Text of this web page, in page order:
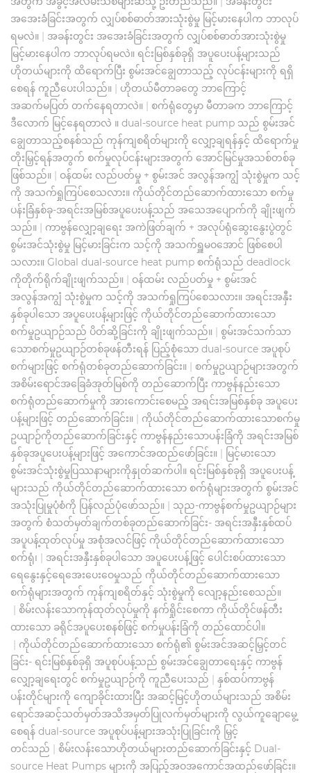
အအေးခံခြင်းအတွက် လျှပ်စစ်ဓာတ်အားသုံးစွဲမှု မြင့်မားနေပါက ဘာလုပ်
ရမလဲ။ | အခန်းတွင်း အအေးခံခြင်းအတွက် လျှပ်စစ်ဓာတ်အားသုံးစွဲမှု
မြင့်မားနေပါက ဘာလုပ်ရမလဲ။ ရင်းမြစ်နှစ်ခုရှိ အပူပေးပန့်များသည်
ဟိုတယ်များကို ထိရောက်ပြီး စွမ်းအင်ချွေတာသည့် လုပ်ငန်းများကို ရရှိ
စေရန် ကူညီပေးပါသည်။ | ဟိုတယ်မီတာခတွေ ဘာကြောင့်
အဆက်မပြတ် တက်နေရတာလဲ။ | စက်ရုံတွေမှာ မီတာခက ဘာကြောင့်
ဒီလောက် မြင့်နေရတာလဲ ။ dual-source heat pump သည် စွမ်းအင်
ချွေတာသည့်စနစ်သည် ကုန်ကျစရိတ်များကို လျှော့ချရန်နှင့် ထိရောက်မှု
တိုးမြှင့်ရန်အတွက် စက်မှုလုပ်ငန်းများအတွက် အောင်မြင်မှုအသစ်တစ်ခု
ဖြစ်သည်။ | ဝန်ထမ်း လည်ပတ်မှု + စွမ်းအင် အလွန်အကျွံ သုံးစွဲမှုက သင့်
ကို အသက်ရှုကြပ်စေသလား။ ကိုယ်တိုင်တည်ဆောက်ထားသော စက်မှု
ပန်းခြံနှစ်ခု-အရင်းအမြစ်အပူပေးပန့်သည် အသေအပျောက်ကို ချိုးဖျက်
သည်။ | ကာဗွန်လျှော့ချရေး အကဲဖြတ်ချက် + အလုပ်ရုံဆွေးနွေးပွဲတွင်
စွမ်းအင်သုံးစွဲမှု မြင့်မားခြင်းက သင့်ကို အသက်ရှူမဝအောင် ဖြစ်စေပါ
သလား။ Global dual-source heat pump စက်ရုံသည် deadlock
ကိုတိုက်ရိုက်ချိုးဖျက်သည်။ | ဝန်ထမ်း လည်ပတ်မှု + စွမ်းအင်
အလွန်အကျွံ သုံးစွဲမှုက သင့်ကို အသက်ရှုကြပ်စေသလား။ အရင်းအနှီး
နှစ်ခုပါသော အပူပေးပန့်များဖြင့် ကိုယ်တိုင်တည်ဆောက်ထားသော
စက်မှုဥယျာဉ်သည် ပိတ်ဆို့ခြင်းကို ချိုးဖျက်သည်။ | စွမ်းအင်သက်သာ
သောစက်မှုဥယျာဉ်တစ်ခုဖန်တီးရန် ပြည့်စုံသော dual-source အပူစုပ်
စက်များဖြင့် စက်ရုံတစ်ခုတည်ဆောက်ခြင်း။ | စက်မှုဥယျာဉ်များအတွက်
အစိမ်းရောင်အခြေခံအုတ်မြစ်ကို တည်ဆောက်ပြီး ကာဗွန်နည်းသော
စက်ရုံတည်ဆောက်မှုကို အားကောင်းစေမည့် အရင်းအမြစ်နှစ်ခု အပူပေး
ပန့်များဖြင့် တည်ဆောက်ခြင်း။ | ကိုယ်တိုင်တည်ဆောက်ထားသောစက်မှု
ဥယျာဉ်ကိုတည်ဆောက်ခြင်းနှင့် ကာဗွန်နည်းသောပန်းခြံကို အရင်းအမြစ်
နှစ်ခုအပူပေးပန့်များဖြင့် အကောင်အထည်ဖော်ခြင်း။ | မြင့်မားသော
စွမ်းအင်သုံးစွဲမှုပြဿနာများကိုနှုတ်ဆက်ပါ။ ရင်းမြစ်နှစ်ခုရှိ အပူပေးပန့်
များသည် ကိုယ်တိုင်တည်ဆောက်ထားသော စက်ရုံများအတွက် စွမ်းအင်
အသုံးပြုမှုပုံစံကို ပြန်လည်ပုံဖော်သည်။ | သုည-ကာဗွန်စက်မှုဥယျာဉ်များ
အတွက် စံသတ်မှတ်ချက်တစ်ခုတည်ဆောက်ခြင်း- အရင်းအနှီးနှစ်ထပ်
အပူပန့်ထုတ်လုပ်မှု အစုံအလင်ဖြင့် ကိုယ်တိုင်တည်ဆောက်ထားသော
စက်ရုံ၊ | အရင်းအနှီးနှစ်ခုပါသော အပူပေးပန့်ဖြင့် ပေါင်းစပ်ထားသော
ရေနွေးနှင့်ရေအေးပေးဝေမှုသည် ကိုယ်တိုင်တည်ဆောက်ထားသော
စက်ရုံများအတွက် ကုန်ကျစရိတ်နှင့် သုံးစွဲမှုကို လျော့နည်းစေသည်။
| စိမ်းလန်းသောကုန်ထုတ်လုပ်မှုကို နက်ရှိုင်းစေကာ ကိုယ်တိုင်ဖန်တီး
ထားသော ခရိုင်အပူပေးစနစ်ဖြင့် စက်မှုပန်းခြံကို တည်ထောင်ပါ။
| ကိုယ်တိုင်တည်ဆောက်ထားသော စက်ရုံ၏ စွမ်းအင်အဆင့်မြှင့်တင်
ခြင်း- ရင်းမြစ်နှစ်ခုရှိ အပူစုပ်ပန့်သည် စွမ်းအင်ချွေတာရေးနှင့် ကာဗွန်
လျှော့ချရေးတွင် စက်မှုဥယျာဉ်ကို ကူညီပေးသည် | နှစ်ထပ်ကာဗွန်
ပန်းတိုင်များကို ကျောခိုင်းထားပြီး အဆင့်မြင့်ဟိုတယ်များသည် အစိမ်း
ရောင်အဆင့်သတ်မှတ်အသိအမှတ်ပြုလက်မှတ်များကို လွယ်ကူချောမွေ့
စေရန် dual-source အပူစုပ်ပန့်များအသုံးပြုခြင်းကို မြှင့်
တင်သည် | စိမ်းလန်းသောဟိုတယ်များတည်ဆောက်ခြင်းနှင့် Dual-
source Heat Pumps များကို အပြည့်အဝအကောင်အထည်ဖော်ခြင်း။